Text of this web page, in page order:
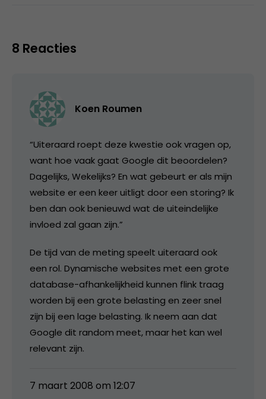
8 Reacties
Koen Roumen
“Uiteraard roept deze kwestie ook vragen op,
want hoe vaak gaat Google dit beoordelen?
Dagelijks, Wekelijks? En wat gebeurt er als mijn
website er een keer uitligt door een storing? Ik
ben dan ook benieuwd wat de uiteindelijke
invloed zal gaan zijn.”
De tijd van de meting speelt uiteraard ook
een rol. Dynamische websites met een grote
database-afhankelijkheid kunnen flink traag
worden bij een grote belasting en zeer snel
zijn bij een lage belasting. Ik neem aan dat
Google dit random meet, maar het kan wel
relevant zijn.
7 maart 2008 om 12:07